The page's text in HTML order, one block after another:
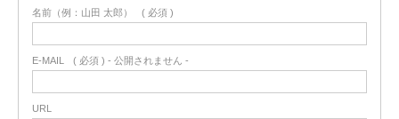
名前（例：山田 太郎） ( 必須 )
E-MAIL ( 必須 ) - 公開されません -
URL